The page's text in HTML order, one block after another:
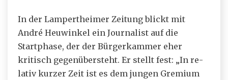
In der Lampertheimer Zeitung blickt mit
André Heuwinkel ein Journalist auf die
Startphase, der der Bürgerkammer eher
kritisch gegenübersteht. Er stellt fest: „In re­
la­tiv kur­zer Zeit ist es dem jun­gen Gre­mi­um